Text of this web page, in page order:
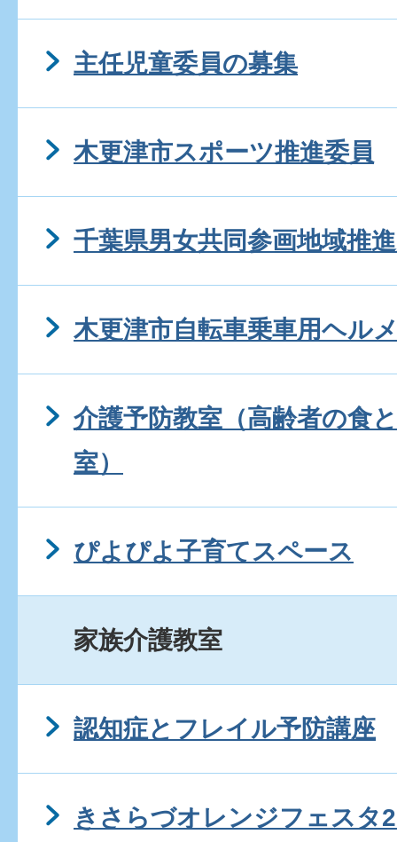
主任児童委員の募集
木更津市スポーツ推進委員
千葉県男女共同参画地域推
木更津市自転車乗車用ヘル
介護予防教室（高齢者の食
室）
ぴよぴよ子育てスペース
家族介護教室
認知症とフレイル予防講座
きさらづオレンジフェスタ